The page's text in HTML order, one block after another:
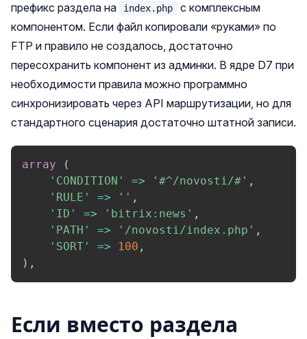
префикс раздела на
index.php
с комплексным
компонентом. Если файл копировали «руками» по
FTP и правило не создалось, достаточно
пересохранить компонент из админки. В ядре D7 при
необходимости правила можно программно
синхронизировать через API маршрутизации, но для
стандартного сценария достаточно штатной записи.
array
(
'CONDITION'
=> '#^/novosti/#' ,
'RULE'
=> '' ,
'ID'
=> 'bitrix:news' ,
'PATH'
=> '/novosti/index.php' ,
'SORT'
=> 100 ,
) ,
Если вместо раздела